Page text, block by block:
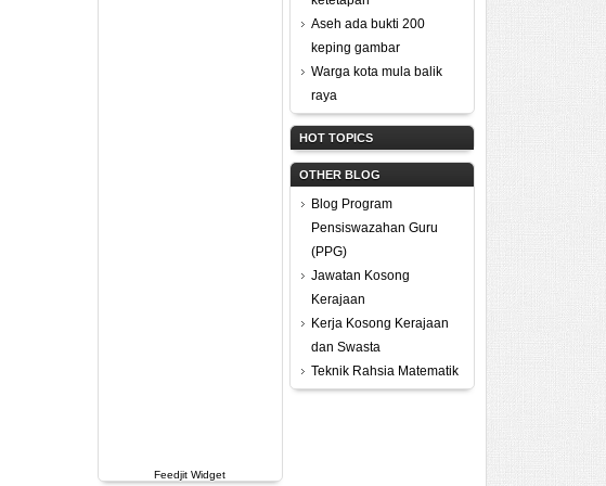
Feedjit Widget
Aseh ada bukti 200
keping gambar
Warga kota mula balik
raya
HOT TOPICS
OTHER BLOG
Blog Program
Pensiswazahan Guru
(PPG)
Jawatan Kosong
Kerajaan
Kerja Kosong Kerajaan
dan Swasta
Teknik Rahsia Matematik